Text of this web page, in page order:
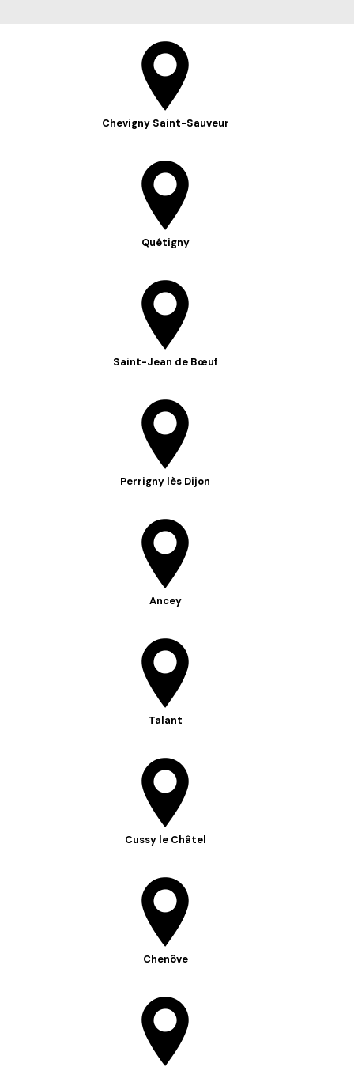
Chevigny Saint-Sauveur
Quétigny
Saint-Jean de Bœuf
Perrigny lès Dijon
Ancey
Talant
Cussy le Châtel
Chenôve